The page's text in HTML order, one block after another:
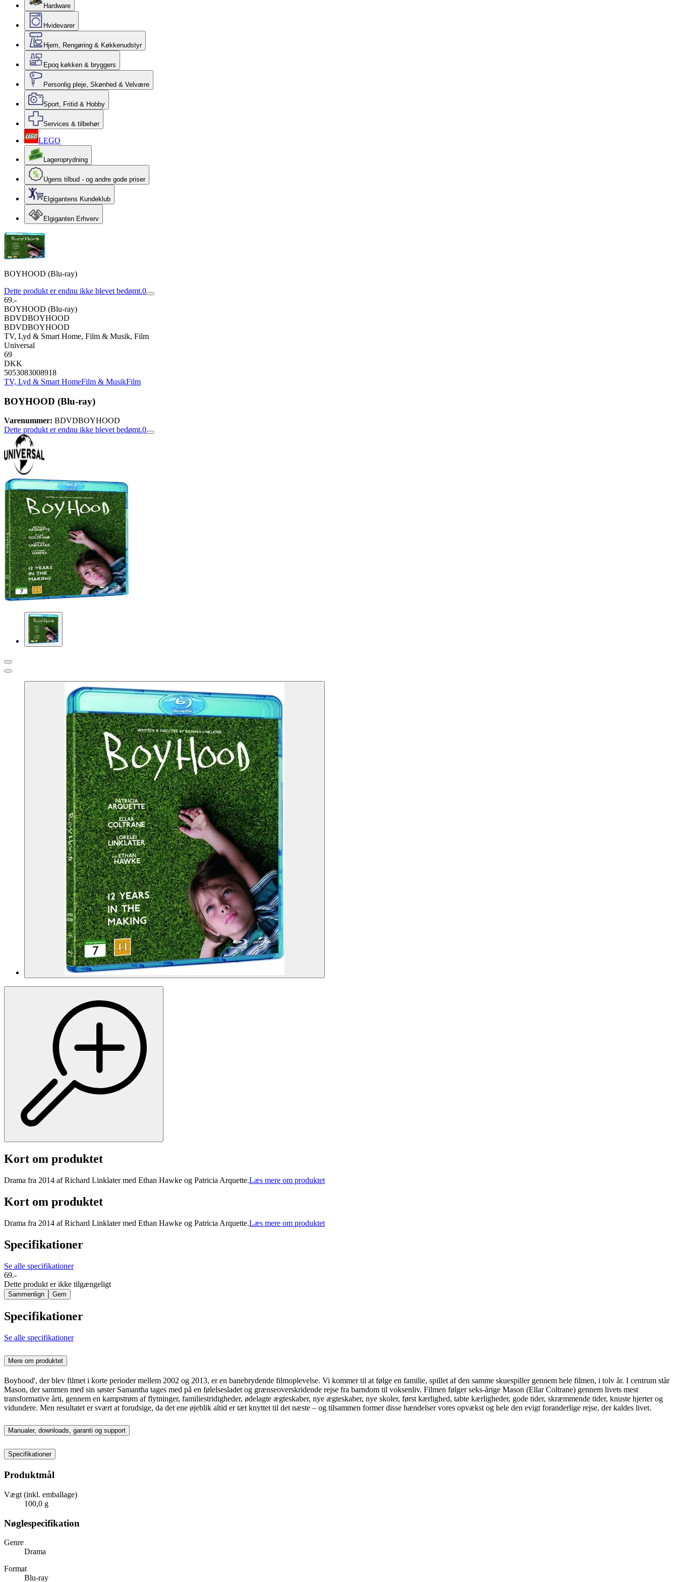
Hardware
Hvidevarer
Hjem, Rengøring & Køkkenudstyr
Epoq køkken & bryggers
Personlig pleje, Skønhed & Velvære
Sport, Fritid & Hobby
Services & tilbehør
LEGO
Lageroprydning
Ugens tilbud - og andre gode priser
Elgigantens Kundeklub
Elgiganten Erhverv
BOYHOOD (Blu-ray)
Dette produkt er endnu ikke blevet bedømt.0
69.-
BOYHOOD (Blu-ray)
BDVDBOYHOOD
BDVDBOYHOOD
TV, Lyd & Smart Home, Film & Musik, Film
Universal
69
DKK
5053083008918
TV, Lyd & Smart HomeFilm & MusikFilm
BOYHOOD (Blu-ray)
Varenummer: BDVDBOYHOOD
Dette produkt er endnu ikke blevet bedømt.0
Kort om produktet
Drama fra 2014 af Richard Linklater med Ethan Hawke og Patricia Arquette.Læs mere om produktet
Kort om produktet
Drama fra 2014 af Richard Linklater med Ethan Hawke og Patricia Arquette.Læs mere om produktet
Specifikationer
Se alle specifikationer
69.-
Dette produkt er ikke tilgængeligt
Sammenlign Gem
Specifikationer
Se alle specifikationer
Mere om produktet
Boyhood', der blev filmet i korte perioder mellem 2002 og 2013, er en banebrydende filmoplevelse. Vi kommer til at følge en familie, spillet af den samme skuespiller gennem hele filmen, i tolv år. I centrum står
Mason, der sammen med sin søster Samantha tages med på en følelsesladet og grænseoverskridende rejse fra barndom til voksenliv. Filmen følger seks-årige Mason (Ellar Coltrane) gennem livets mest
transformative årti, gennem en kampstrøm af flytninger, familiestridigheder, ødelagte ægteskaber, nye ægteskaber, nye skoler, først kærlighed, tabte kærligheder, gode tider, skræmmende tider, knuste hjerter og
vidundere. Men resultatet er svært at forudsige, da det ene øjeblik altid er tæt knyttet til det næste – og tilsammen former disse hændelser vores opvækst og hele den evigt foranderlige rejse, der kaldes livet.
Manualer, downloads, garanti og support
Specifikationer
Produktmål
Vægt (inkl. emballage)
100,0 g
Nøglespecifikation
Genre
Drama
Format
Blu-ray